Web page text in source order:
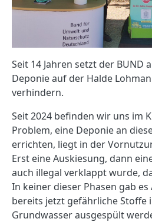
Seit 14 Jahren setzt der BUND
Deponie auf der Halde
verhindern.
Seit 2024 befinden wir uns im
Problem, eine Deponie an
errichten, liegt in der
Erst eine Auskiesung, dann
auch illegal verklappt wurde,
In keiner dieser Phasen gab
bereits jetzt gefährliche Stoffe
Grundwasser ausgespült